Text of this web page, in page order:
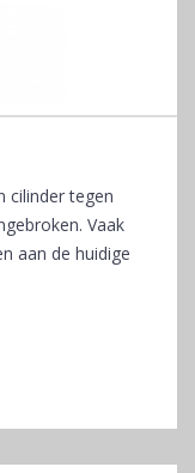
cilinder tegen
Vaak
aan de huidige